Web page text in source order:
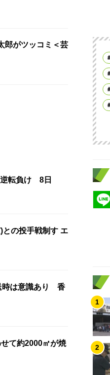
郎がツッコミ＜芸
逆転負け 8日
の投手戦制す エ
時は意識あり 香
て約2000㎡が焼
1
2